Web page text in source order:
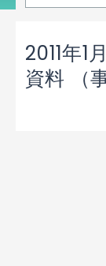
2011年1
資料 （